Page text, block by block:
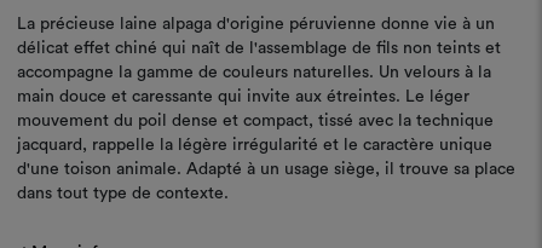
La précieuse laine alpaga d'origine péruvienne donne vie à un
délicat effet chiné qui naît de l'assemblage de fils non teints et
accompagne la gamme de couleurs naturelles. Un velours à la
main douce et caressante qui invite aux étreintes. Le léger
mouvement du poil dense et compact, tissé avec la technique
jacquard, rappelle la légère irrégularité et le caractère unique
d'une toison animale. Adapté à un usage siège, il trouve sa place
dans tout type de contexte.